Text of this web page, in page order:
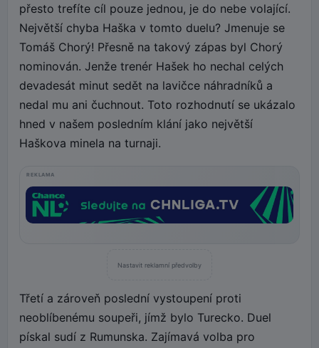
přesto trefíte cíl pouze jednou, je do nebe volající.
Největší chyba Haška v tomto duelu? Jmenuje se
Tomáš Chorý! Přesně na takový zápas byl Chorý
nominován. Jenže trenér Hašek ho nechal celých
devadesát minut sedět na lavičce náhradníků a
nedal mu ani čuchnout. Toto rozhodnutí se ukázalo
hned v našem posledním klání jako největší
Haškova minela na turnaji.
REKLAMA
Nastavit reklamní předvolby
Třetí a zároveň poslední vystoupení proti
neoblíbenému soupeři, jímž bylo Turecko. Duel
pískal sudí z Rumunska. Zajímavá volba pro